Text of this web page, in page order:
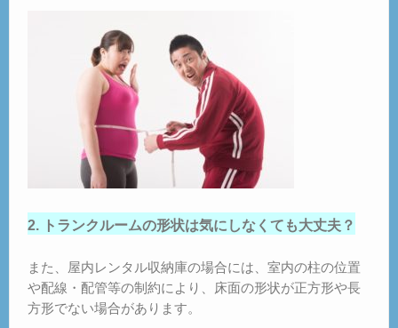
2. トランクルームの形状は気にしなくても大丈夫？
また、屋内レンタル収納庫の場合には、室内の柱の位置
や配線・配管等の制約により、床面の形状が正方形や長
方形でない場合があります。